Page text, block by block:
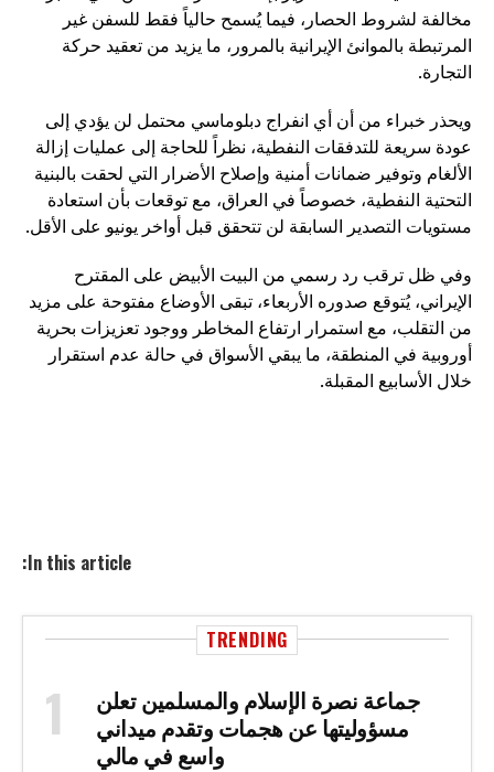
مخالفة لشروط الحصار، فيما يُسمح حالياً فقط للسفن غير
المرتبطة بالموانئ الإيرانية بالمرور، ما يزيد من تعقيد حركة
التجارة.
ويحذر خبراء من أن أي انفراج دبلوماسي محتمل لن يؤدي إلى
عودة سريعة للتدفقات النفطية، نظراً للحاجة إلى عمليات إزالة
الألغام وتوفير ضمانات أمنية وإصلاح الأضرار التي لحقت بالبنية
التحتية النفطية، خصوصاً في العراق، مع توقعات بأن استعادة
مستويات التصدير السابقة لن تتحقق قبل أواخر يونيو على الأقل.
وفي ظل ترقب رد رسمي من البيت الأبيض على المقترح
الإيراني، يُتوقع صدوره الأربعاء، تبقى الأوضاع مفتوحة على مزيد
من التقلب، مع استمرار ارتفاع المخاطر ووجود تعزيزات بحرية
أوروبية في المنطقة، ما يبقي الأسواق في حالة عدم استقرار
خلال الأسابيع المقبلة.
In this article:
TRENDING
جماعة نصرة الإسلام والمسلمين تعلن
مسؤوليتها عن هجمات وتقدم ميداني
واسع في مالي